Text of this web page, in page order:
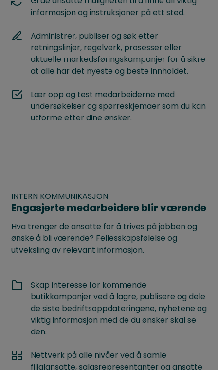
informasjon og instruksjoner på ett sted.
Administrer, publiser og søk etter
retningslinjer, regelverk, prosesser eller
aktuelle markedsføringskampanjer for å sikre
at alle har det nyeste og beste innholdet.
Lær opp og test medarbeiderne med
undersøkelser og spørreskjemaer som du kan
utforme etter dine ønsker.
INTERN KOMMUNIKASJON
Engasjerte medarbeidere blir værende
Hva trenger de ansatte for å trives på jobben og
ønske å bli værende? Fellesskapsfølelse og
utveksling av relevant informasjon.
Skap interesse for kommende
butikkampanjer ved å lagre, publisere og dele
de siste bedriftsoppdateringene, nyhetene og
viktig informasjon med de du ønsker skal se
den.
Nettverk på alle nivåer ved å samle
filialansatte, salgsrepresentanter og ansatte